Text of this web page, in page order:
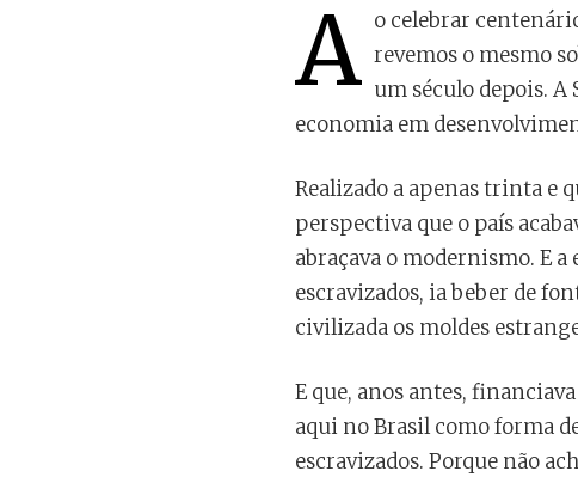
A o celebrar
revemos o mesmo
um século depois. A
economia em
Realizado a apenas trinta e
perspectiva que o país
abraçava o modernismo. E
escravizados, ia beber de
civilizada os moldes
E que, anos antes,
aqui no Brasil como forma
escravizados. Porque não